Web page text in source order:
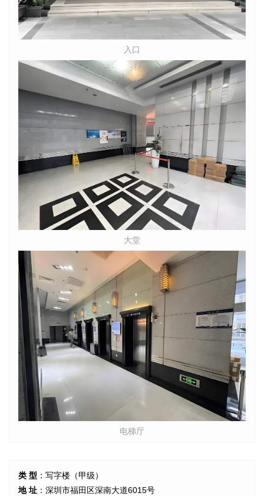
入口
大堂
电梯厅
类 型 ：写字楼（甲级）
地 址 ：深圳市福田区深南大道6015号